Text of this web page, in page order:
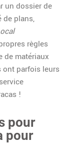
un dossier de
de plans,
règles
de matériaux
ont parfois leurs
!
pour
pour